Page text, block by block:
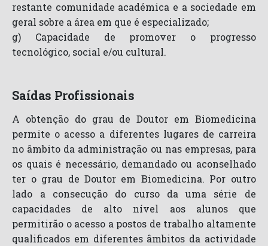
restante comunidade académica e a sociedade em
geral sobre a área em que é especializado;
g) Capacidade de promover o progresso
tecnológico, social e/ou cultural.
Saídas Profissionais
A obtenção do grau de Doutor em Biomedicina
permite o acesso a diferentes lugares de carreira
no âmbito da administração ou nas empresas, para
os quais é necessário, demandado ou aconselhado
ter o grau de Doutor em Biomedicina. Por outro
lado a consecução do curso da uma série de
capacidades de alto nível aos alunos que
permitirão o acesso a postos de trabalho altamente
qualificados em diferentes âmbitos da actividade